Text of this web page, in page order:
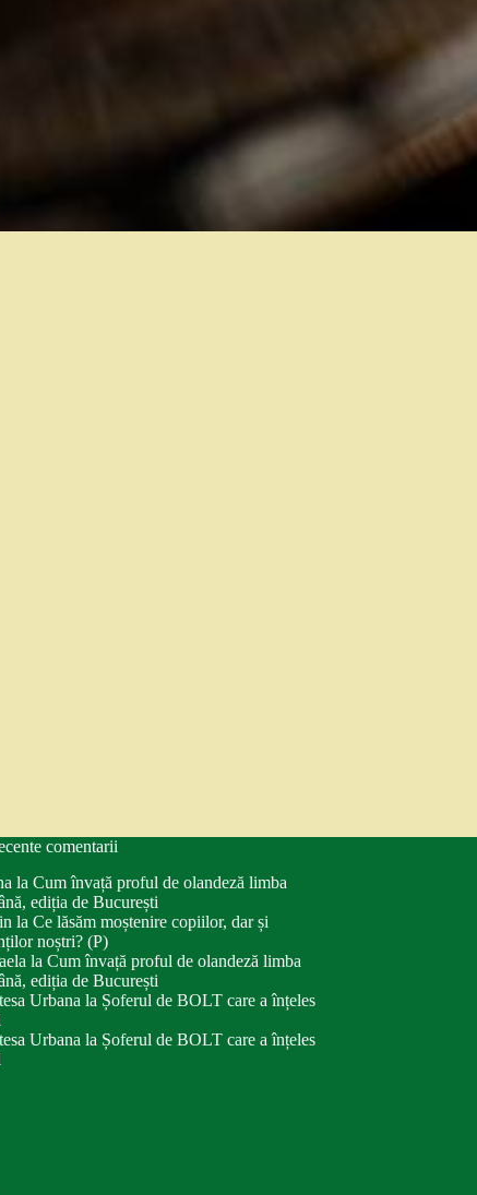
comentarii
la Cum învață proful de olandeză limba
ediția de București
la Ce lăsăm moștenire copiilor, dar și
noștri? (P)
la Cum învață proful de olandeză limba
ediția de București
Urbana la Șoferul de BOLT care a înțeles
Urbana la Șoferul de BOLT care a înțeles